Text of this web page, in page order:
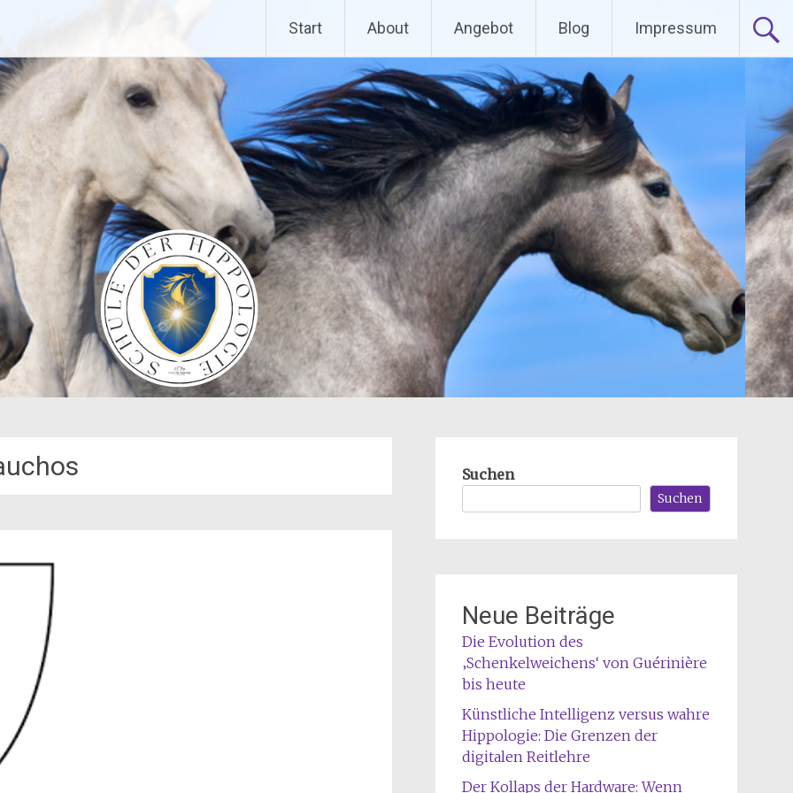
Start About Angebot Blog Impressum
Suchen
Suchen
Neue Beiträge
Die Evolution des
‚Schenkelweichens‘ von Guérinière
bis heute
Künstliche Intelligenz versus wahre
Hippologie: Die Grenzen der
digitalen Reitlehre
Der Kollaps der Hardware: Wenn